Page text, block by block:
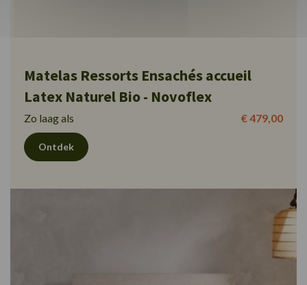
Matelas Ressorts Ensachés accueil
Latex Naturel Bio - Novoflex
Zo laag als € 479,00
Ontdek